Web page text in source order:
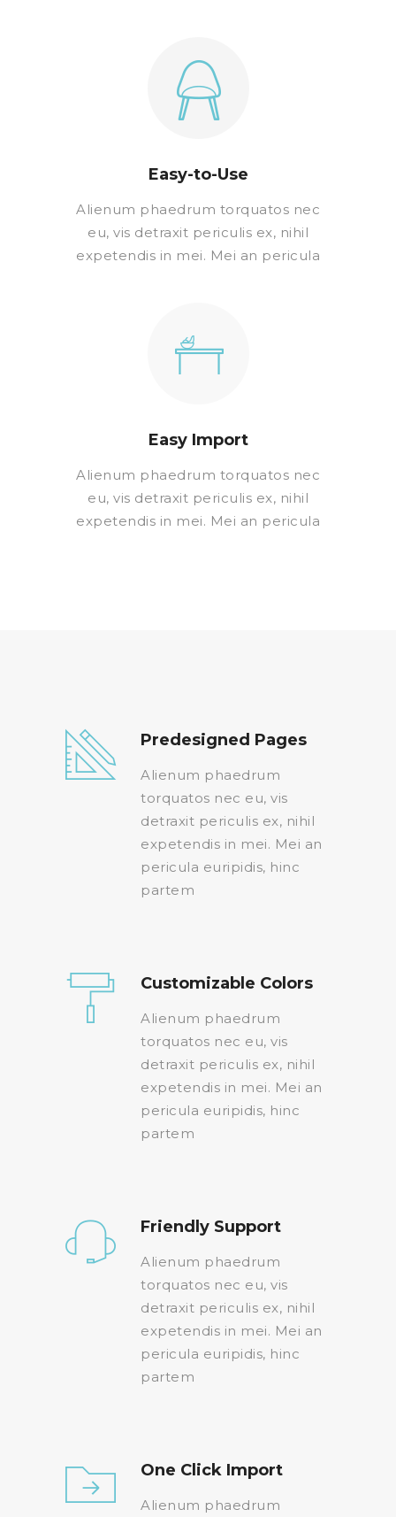
Easy-to-Use
Alienum phaedrum torquatos nec
eu, vis detraxit periculis ex, nihil
expetendis in mei. Mei an pericula
Easy Import
Alienum phaedrum torquatos nec
eu, vis detraxit periculis ex, nihil
expetendis in mei. Mei an pericula
Predesigned Pages
Alienum phaedrum
torquatos nec eu, vis
detraxit periculis ex, nihil
expetendis in mei. Mei an
pericula euripidis, hinc
partem
Customizable Colors
Alienum phaedrum
torquatos nec eu, vis
detraxit periculis ex, nihil
expetendis in mei. Mei an
pericula euripidis, hinc
partem
Friendly Support
Alienum phaedrum
torquatos nec eu, vis
detraxit periculis ex, nihil
expetendis in mei. Mei an
pericula euripidis, hinc
partem
One Click Import
Alienum phaedrum